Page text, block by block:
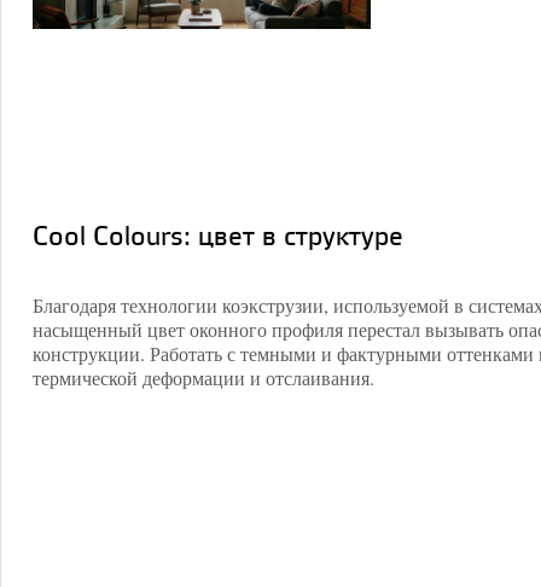
Cool Colours: цвет в структуре
Благодаря технологии коэкструзии, используемой в
насыщенный цвет оконного профиля перестал вызывать
конструкции. Работать с темными и фактурными оттенками
термической деформации и отслаивания.